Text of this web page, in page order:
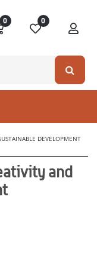
0 0
DEVELOPMENT
and